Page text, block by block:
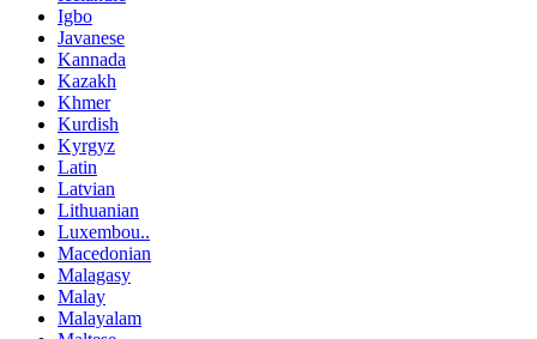
Igbo
Javanese
Kannada
Kazakh
Khmer
Kurdish
Kyrgyz
Latin
Latvian
Lithuanian
Luxembou..
Macedonian
Malagasy
Malay
Malayalam